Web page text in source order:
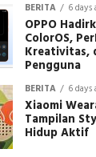
BERITA 6 days
OPPO
ColorOS,
Kreativitas,
Pengguna
BERITA 6 days
Xiaomi
Tampilan
Hidup Aktif